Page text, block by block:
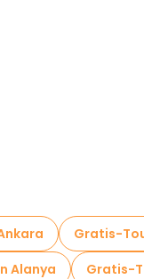
Gratis-
Alanya Gratis-